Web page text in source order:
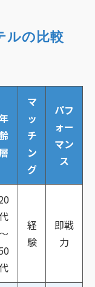
ルの比較
マ
ッ
チ
ン
グ
パフ
ォー
マン
ス
～
経
験
即戦
力